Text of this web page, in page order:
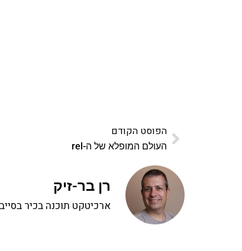
הפוסט הקודם
העולם המופלא של ה-rel
רן בר-זיק
ארכיטקט תוכנה בכיר